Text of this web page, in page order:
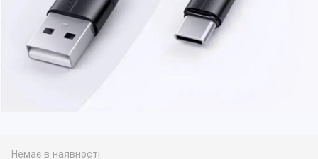
Немає в наявності